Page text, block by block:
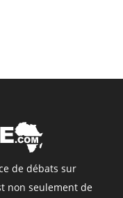
de débats sur
non seulement de